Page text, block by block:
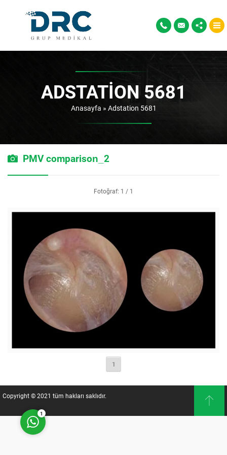
ADSTATION 5681
Anasayfa » Adstation 5681
PMV comparison_2
Fotoğraf: 1 / 1
1
Copyright © 2021 tüm hakları saklıdır.
Müşteri Temsilcisi
1